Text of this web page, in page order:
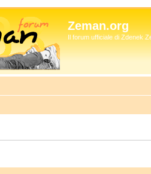
Zeman.org
Il forum ufficiale di Zdenek